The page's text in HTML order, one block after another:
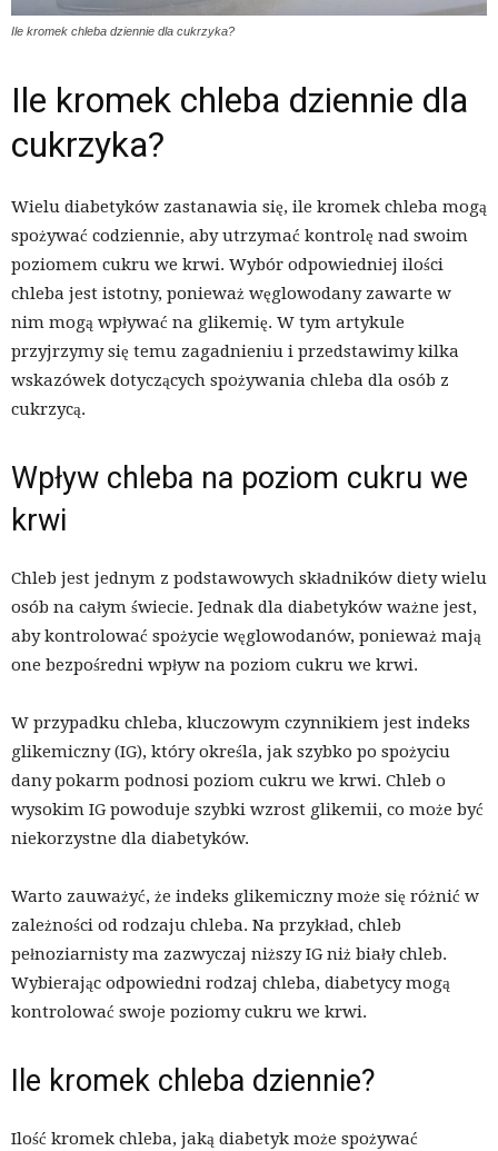
Ile kromek chleba dziennie dla cukrzyka?
Ile kromek chleba dziennie dla
cukrzyka?
Wielu diabetyków zastanawia się, ile kromek chleba mogą
spożywać codziennie, aby utrzymać kontrolę nad swoim
poziomem cukru we krwi. Wybór odpowiedniej ilości
chleba jest istotny, ponieważ węglowodany zawarte w
nim mogą wpływać na glikemię. W tym artykule
przyjrzymy się temu zagadnieniu i przedstawimy kilka
wskazówek dotyczących spożywania chleba dla osób z
cukrzycą.
Wpływ chleba na poziom cukru we
krwi
Chleb jest jednym z podstawowych składników diety wielu
osób na całym świecie. Jednak dla diabetyków ważne jest,
aby kontrolować spożycie węglowodanów, ponieważ mają
one bezpośredni wpływ na poziom cukru we krwi.
W przypadku chleba, kluczowym czynnikiem jest indeks
glikemiczny (IG), który określa, jak szybko po spożyciu
dany pokarm podnosi poziom cukru we krwi. Chleb o
wysokim IG powoduje szybki wzrost glikemii, co może być
niekorzystne dla diabetyków.
Warto zauważyć, że indeks glikemiczny może się różnić w
zależności od rodzaju chleba. Na przykład, chleb
pełnoziarnisty ma zazwyczaj niższy IG niż biały chleb.
Wybierając odpowiedni rodzaj chleba, diabetycy mogą
kontrolować swoje poziomy cukru we krwi.
Ile kromek chleba dziennie?
Ilość kromek chleba, jaką diabetyk może spożywać